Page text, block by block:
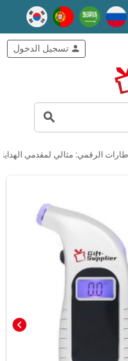
search
person تسجيل الدخول
الرقمي: مثالي لمقدمي الهدايا
chevron_left